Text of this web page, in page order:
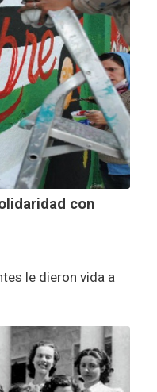
con
le dieron vida a